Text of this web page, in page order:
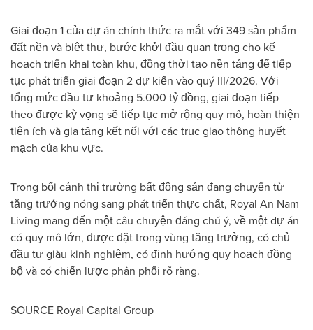
Giai đoạn 1 của dự án chính thức ra mắt với 349 sản phẩm
đất nền và biệt thự, bước khởi đầu quan trọng cho kế
hoạch triển khai toàn khu, đồng thời tạo nền tảng để tiếp
tục phát triển giai đoạn 2 dự kiến vào quý III/2026. Với
tổng mức đầu tư khoảng 5.000 tỷ đồng, giai đoạn tiếp
theo được kỳ vọng sẽ tiếp tục mở rộng quy mô, hoàn thiện
tiện ích và gia tăng kết nối với các trục giao thông huyết
mạch của khu vực.
Trong bối cảnh thị trường bất động sản đang chuyển từ
tăng trưởng nóng sang phát triển thực chất, Royal An Nam
Living mang đến một câu chuyện đáng chú ý, về một dự án
có quy mô lớn, được đặt trong vùng tăng trưởng, có chủ
đầu tư giàu kinh nghiệm, có định hướng quy hoạch đồng
bộ và có chiến lược phân phối rõ ràng.
SOURCE Royal Capital Group